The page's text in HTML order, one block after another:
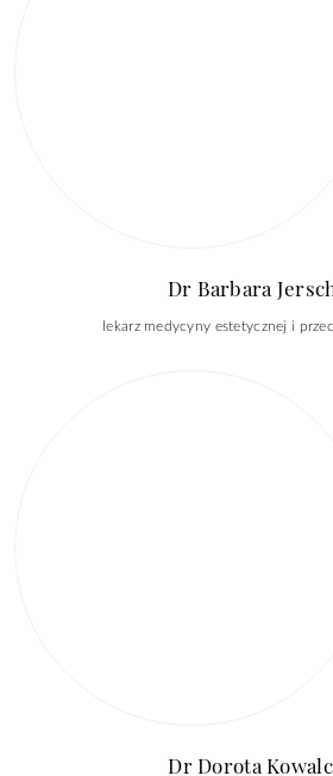
Dr Barbara
lekarz medycyny estetycznej i
Dr Dorota